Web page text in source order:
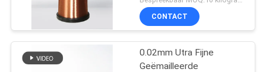
CONTACT
0.02mm Utra Fijne
Geëmailleerde